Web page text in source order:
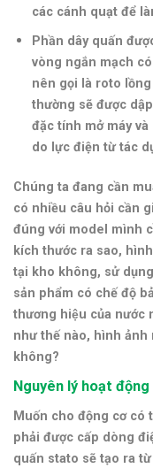
các cánh quạt để
Phần dây quấn
vòng ngắn mạch
nên gọi là roto
thường sẽ được
đặc tính mở máy
do lực điện từ tác
Chúng ta đang cần
có nhiều câu hỏi cần
đúng với model mình
kích thước ra sao,
tại kho không, sử
sản phẩm có chế độ
thương hiệu của nước
như thế nào, hình
không?
Nguyên lý hoạt
Muốn cho động cơ có
phải được cấp dòng
quấn stato sẽ tạo ra